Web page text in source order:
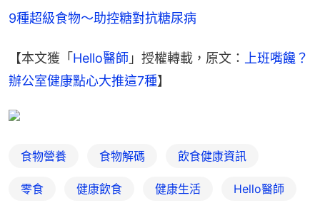
9種超級食物～助控糖對抗糖尿病
【本文獲「 Hello醫師 」授權轉載，原文：
上班嘴饞？
辦公室健康點心大推這7種】
食物營養 食物解碼 飲食健康資訊
零食 健康飲食 健康生活 Hello醫師